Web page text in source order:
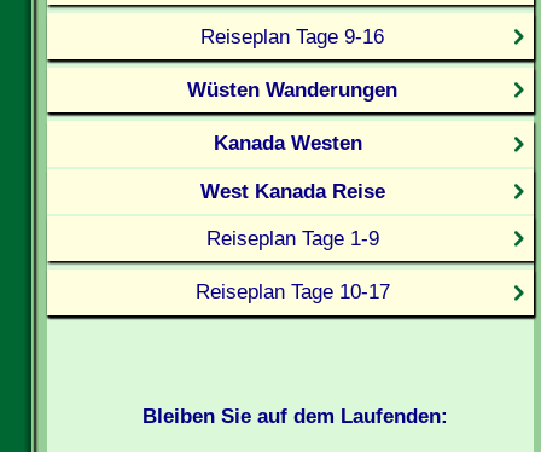
Reiseplan Tage 9-16
Wüsten Wanderungen
Kanada Westen
West Kanada Reise
Reiseplan Tage 1-9
Reiseplan Tage 10-17
Bleiben Sie auf dem Laufenden: